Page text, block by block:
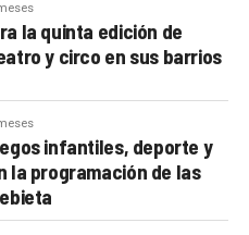
la quinta edición de
y circo en sus barrios
infantiles, deporte y
la programación de las